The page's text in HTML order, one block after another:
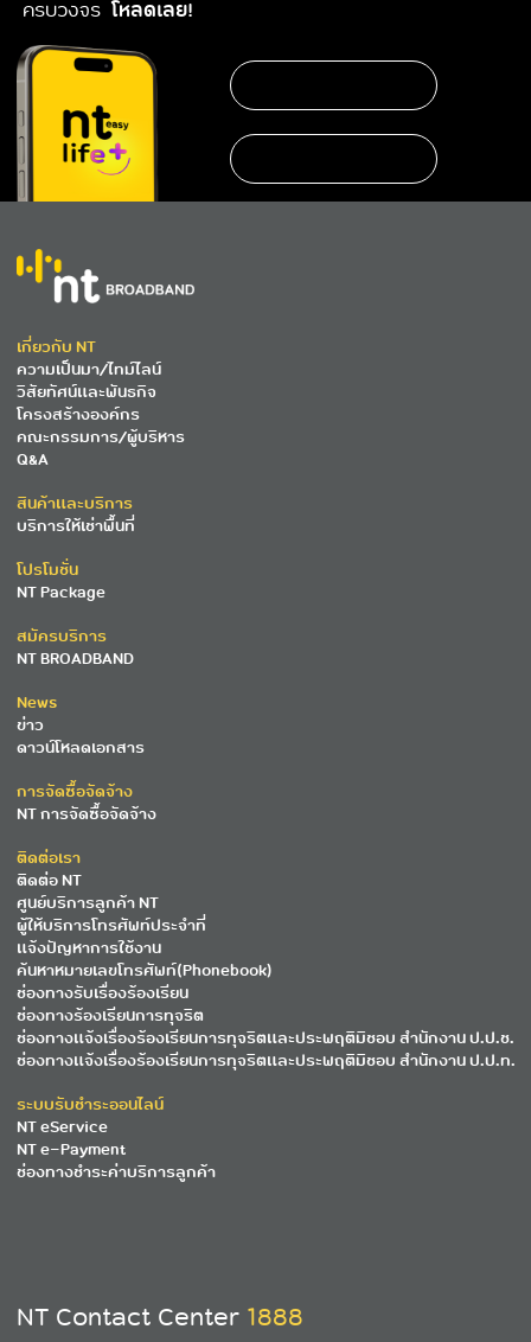
ครบวงจร โหลดเลย!
เกี่ยวกับ NT
ความเป็นมา/ไทม์ไลน์
วิสัยทัศน์และพันธกิจ
โครงสร้างองค์กร
คณะกรรมการ/ผู้บริหาร
Q&A
สินค้าและบริการ
บริการให้เช่าพื้นที่
โปรโมชั่น
NT Package
สมัครบริการ
NT BROADBAND
News
ข่าว
ดาวน์โหลดเอกสาร
การจัดซื้อจัดจ้าง
NT การจัดซื้อจัดจ้าง
ติดต่อเรา
ติดต่อ NT
ศูนย์บริการลูกค้า NT
ผู้ให้บริการโทรศัพท์ประจำที่
แจ้งปัญหาการใช้งาน
ค้นหาหมายเลขโทรศัพท์(Phonebook)
ช่องทางรับเรื่องร้องเรียน
ช่องทางร้องเรียนการทุจริต
ช่องทางแจ้งเรื่องร้องเรียนการทุจริตและประพฤติมิชอบ สำนักงาน ป.ป.ช.
ช่องทางแจ้งเรื่องร้องเรียนการทุจริตและประพฤติมิชอบ สำนักงาน ป.ป.ท.
ระบบรับชำระออนไลน์
NT eService
NT e-Payment
ช่องทางชำระค่าบริการลูกค้า
NT Contact Center 1888